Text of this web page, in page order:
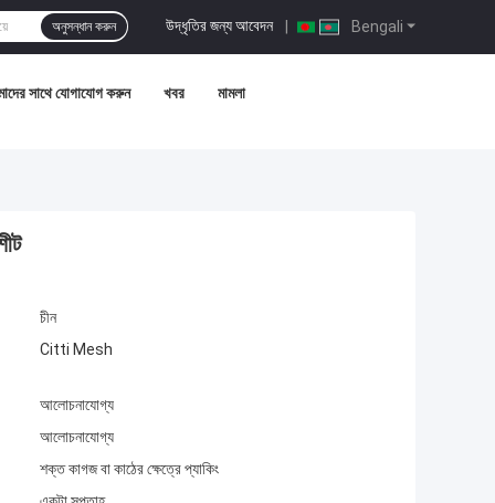
Bengali
উদ্ধৃতির জন্য আবেদন |
অনুসন্ধান করুন
সাথে যোগাযোগ করুন খবর মামলা
চীন
Citti Mesh
আলোচনাযোগ্য
আলোচনাযোগ্য
শক্ত কাগজ বা কাঠের ক্ষেত্রে প্যাকিং